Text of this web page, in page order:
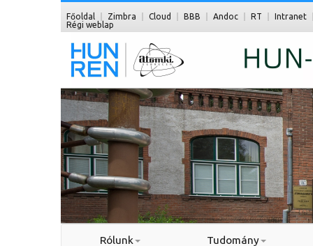
Főoldal Zimbra Cloud BBB Andoc RT
Intranet
Régi weblap
Rólunk Tudomány